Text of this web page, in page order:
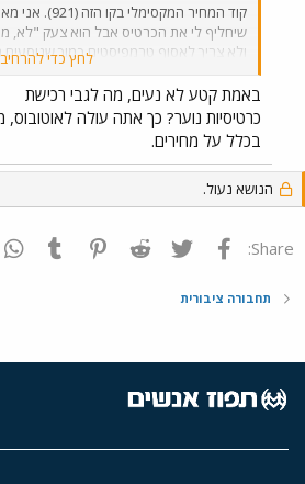
קוד המחיר
שיחליף לי את הכרטיס אבל הוא צעק "לא,
ואמרתי לו שלא סתם קבעו לו תחנת עצירה
אחת ל30 דקות). הוא התחיל לצרוח כמו
מהאוטובוס, עד שהתחלתי לרשום בטלפון
האוטובוס והנהג והוא נכנע, ונתן לי כרטיס
לחץ כדי
באמת קטע לא נעים, מה לגבי רכישת
כרטיסיות נוער? כך אתה עולה
בכלל על מחירים.
הנושא נעול.
Share: פייסבוק Twitter
Reddit
Pinterest
Tumblr
תחבורה ציבורית